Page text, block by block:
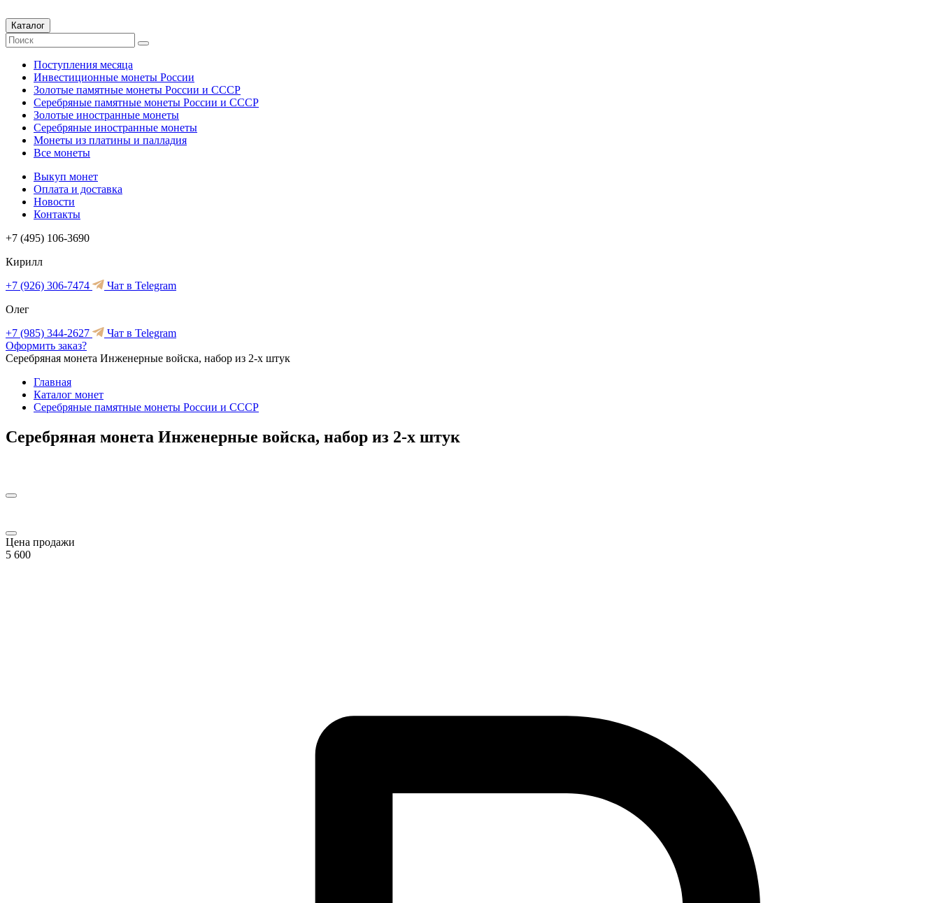
Каталог
Поступления месяца
Инвестиционные монеты России
Золотые памятные монеты России и СССР
Серебряные памятные монеты России и СССР
Золотые иностранные монеты
Серебряные иностранные монеты
Монеты из платины и палладия
Все монеты
Выкуп монет
Оплата и доставка
Новости
Контакты
+7 (495) 106-3690
Кирилл
+7 (926) 306-7474
Чат в Telegram
Олег
+7 (985) 344-2627
Чат в Telegram
Оформить заказ?
Серебряная монета Инженерные войска, набор из 2-х штук
Главная
Каталог монет
Серебряные памятные монеты России и СССР
Серебряная монета Инженерные войска, набор из 2-х штук
Цена продажи
5 600